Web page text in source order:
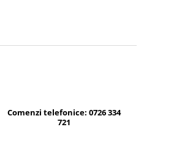
Comenzi telefonice: 0726 334
721